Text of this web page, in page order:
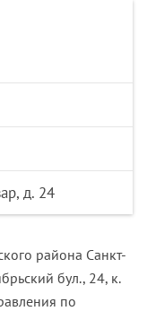
д. 24
района Санкт-
бул., 24, к.
по